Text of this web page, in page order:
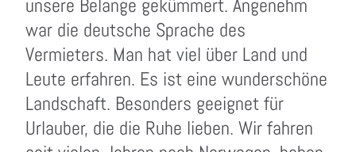
unsere Belange gekümmert. Angenehm
war die deutsche Sprache des
Vermieters. Man hat viel über Land und
Leute erfahren. Es ist eine wunderschöne
Landschaft. Besonders geeignet für
Urlauber, die die Ruhe lieben. Wir fahren